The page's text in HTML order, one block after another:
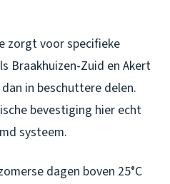
zorgt voor specifieke
Braakhuizen-Zuid en Akert
in beschuttere delen.
bevestiging hier echt
systeem.
dagen boven 25°C